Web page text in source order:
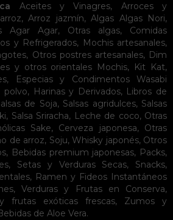
Aceites y Vinagres, Arroces y
, Arroz jazmín, Algas Algas Nori,
Agar Agar, Otras algas, Comidas
y Refrigerados, Mochis artesanales,
, Otros postres artesanales, Dim
y otros orientales Mochis, Kit Kat,
, Especias y Condimentos
Wasabi
polvo, Harinas y Derivados, Libros de
de Soja, Salsas agridulces, Salsas
, Salsa Sriracha, Leche de coco, Otras
Sake, Cerveza japonesa, Otras
de arroz, Soju, Whisky japonés, Otros
, Bebidas premium japonesas, Packs,
, Setas y Verduras Secas, Snacks,
, Ramen y Fideos Instantáneos
, Verduras y Frutas en Conserva,
frutas exóticas frescas, Zumos y
de Aloe Vera.